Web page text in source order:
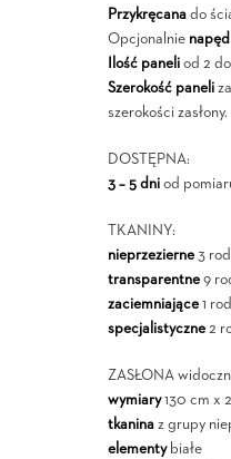
Przykręcanado
Opcjonalnie
Ilość paneliod 2 do
Szerokość paneli
szerokości zasłony.
DOSTĘPNA:
3 – 5 dniod
TKANINY:
nieprzezierne3
transparentne9
zaciemniające1
specjalistyczne2
ZASŁONA
wymiary130 cm x
tkaninaz grupy
elementybiałe